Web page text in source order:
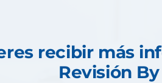
recibir más
Revisión